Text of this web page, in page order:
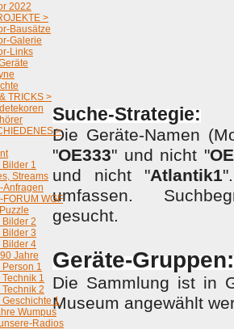
2022
>
Bausätze
Galerie
Links
TRICKS >
>
Bilder 1
Streams
Anfragen
FORUM WGF
Bilder 2
Bilder 3
Bilder 4
Jahre
Person 1
Technik 1
Technik 2
Geschichte 1
Wumpus
Radios
Suche-Strategie:
Die Geräte-Namen
"OE333" und nicht "OE
und nicht "Atlantik1
umfassen.
gesucht.
Geräte-Gruppen:
Die Sammlung ist in
Museum angewählt